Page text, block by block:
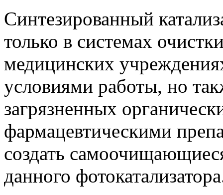
Синтезированный
только в системах
медицинских
условиями работы, но
загрязненных
фармацевтическими
создать
данного